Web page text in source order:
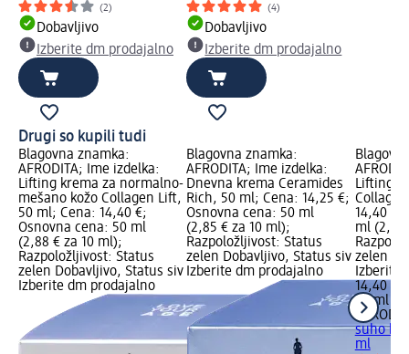
(2)
Dobavljivo
Izberite dm prodajalno
(4)
Dobavljivo
Izberite dm prodajalno
Drugi so kupili tudi
Blagovna znamka:
AFRODITA; Ime izdelka:
Lifting krema za normalno-
mešano kožo Collagen Lift,
50 ml; Cena: 14,40 €;
Osnovna cena: 50 ml
(2,88 € za 10 ml);
Razpoložljivost: Status
zelen Dobavljivo, Status siv
Izberite dm prodajalno
Blagovna znamka:
AFRODITA; Ime izdelka:
Dnevna krema Ceramides
Rich, 50 ml; Cena: 14,25 €;
Osnovna cena: 50 ml
(2,85 € za 10 ml);
Razpoložljivost: Status
zelen Dobavljivo, Status siv
Izberite dm prodajalno
Lifting
14,40 €;
ml (2,88
zelen
Izberite
14,40 €
50 ml
suho
ml